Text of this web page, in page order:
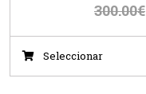
300.00€
Seleccionar